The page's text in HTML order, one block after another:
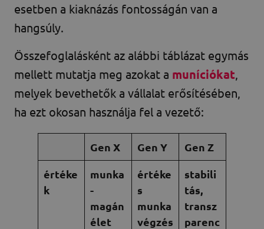
esetben a kiaknázás fontosságán van a
hangsúly.
Összefoglalásként az alábbi táblázat egymás
mellett mutatja meg azokat a muníciókat
melyek bevethetők a vállalat erősítésében,
ha ezt okosan használja fel a vezető:
Gen X Gen Y
Gen Z
értéke
k
munka
-
magán
élet
értéke
s
munka
végzés
stabili
tás,
transz
parenc